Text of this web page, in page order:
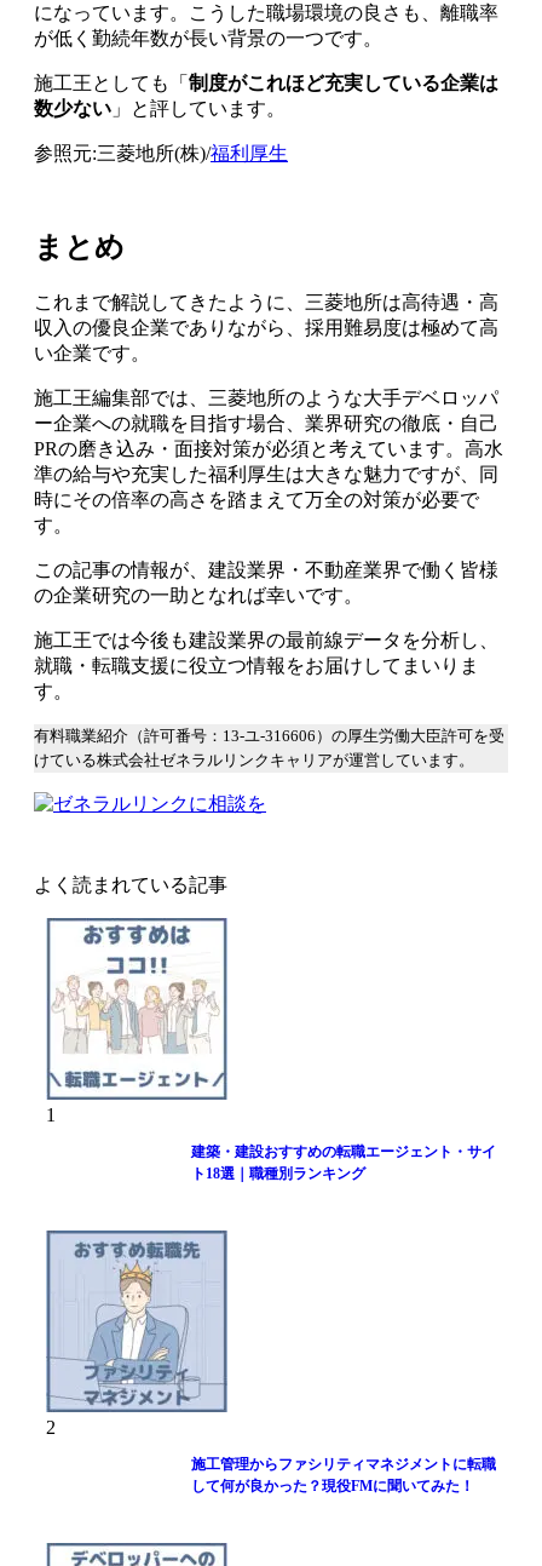
になっています。こうした職場環境の良さも、離職率
が低く勤続年数が長い背景の一つです。
施工王としても「 制度がこれほど充実している企業は
数少ない 」と評しています。
参照元:三菱地所(株)/福利厚生
まとめ
これまで解説してきたように、三菱地所は高待遇・高
収入の優良企業でありながら、採用難易度は極めて高
い企業です。
施工王編集部では、三菱地所のような大手デベロッパ
ー企業への就職を目指す場合、業界研究の徹底・自己
PRの磨き込み・面接対策が必須と考えています。高水
準の給与や充実した福利厚生は大きな魅力ですが、同
時にその倍率の高さを踏まえて万全の対策が必要で
す。
この記事の情報が、建設業界・不動産業界で働く皆様
の企業研究の一助となれば幸いです。
施工王では今後も建設業界の最前線データを分析し、
就職・転職支援に役立つ情報をお届けしてまいりま
す。
有料職業紹介（許可番号：13-ユ-316606）の厚生労働大臣許可を受
けている株式会社ゼネラルリンクキャリアが運営しています。
よく読まれている記事
1
建築・建設おすすめの転職エージェント・サイ
ト18選｜職種別ランキング
2
施工管理からファシリティマネジメントに転職
して何が良かった？現役FMに聞いてみた！